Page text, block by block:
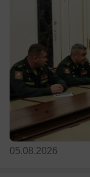
05.08.2026